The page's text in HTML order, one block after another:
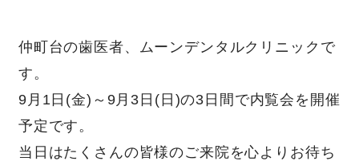
仲町台の歯医者、ムーンデンタルクリニックで
す。
9月1日(金)～9月3日(日)の3日間で内覧会を開催
予定です。
当日はたくさんの皆様のご来院を心よりお待ち